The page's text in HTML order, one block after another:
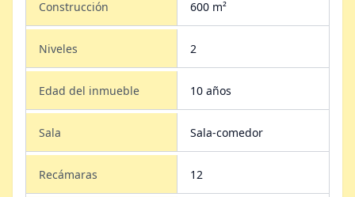
Construcción 600 m²
Niveles 2
Edad del inmueble 10 años
Sala Sala-comedor
Recámaras 12